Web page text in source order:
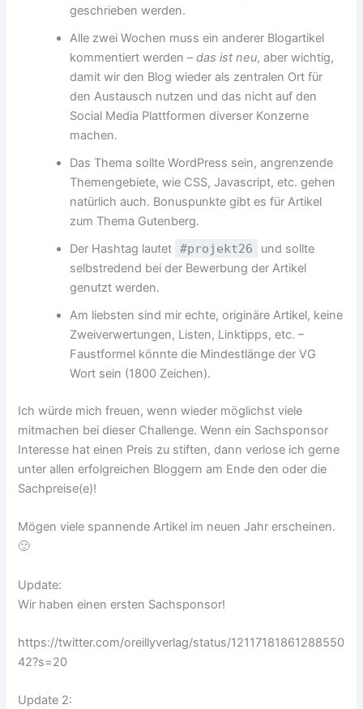
geschrieben werden.
Alle zwei Wochen muss ein anderer Blogartikel
kommentiert werden –das ist neu, aber wichtig,
damit wir den Blog wieder als zentralen Ort für
den Austausch nutzen und das nicht auf den
Social Media Plattformen diverser Konzerne
machen.
Das Thema sollte WordPress sein, angrenzende
Themengebiete, wie CSS, Javascript, etc. gehen
natürlich auch. Bonuspunkte gibt es für Artikel
zum Thema Gutenberg.
Der Hashtag lautet
#projekt26
und sollte
selbstredend bei der Bewerbung der Artikel
genutzt werden.
Am liebsten sind mir echte, originäre Artikel, keine
Zweiverwertungen, Listen, Linktipps, etc. –
Faustformel könnte die Mindestlänge der VG
Wort sein (1800 Zeichen).
Ich würde mich freuen, wenn wieder möglichst viele
mitmachen bei dieser Challenge. Wenn ein Sachsponsor
Interesse hat einen Preis zu stiften, dann verlose ich gerne
unter allen erfolgreichen Bloggern am Ende den oder die
Sachpreise(e)!
Mögen viele spannende Artikel im neuen Jahr erscheinen.
🙂
Update:
Wir haben einen ersten Sachsponsor!
https://twitter.com/oreillyverlag/status/12117181861288550
42?s=20
Update 2: